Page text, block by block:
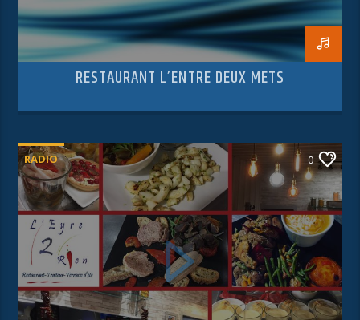
RESTAURANT L’ENTRE DEUX METS
RADIO 0